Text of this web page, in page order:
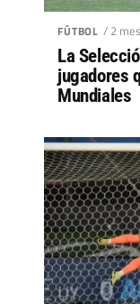
FÚTBOL / 2
La
jugadores
Mundiales